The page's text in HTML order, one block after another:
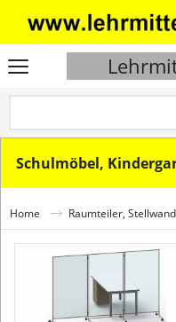
Schulmöbel,
Home Raumteiler,